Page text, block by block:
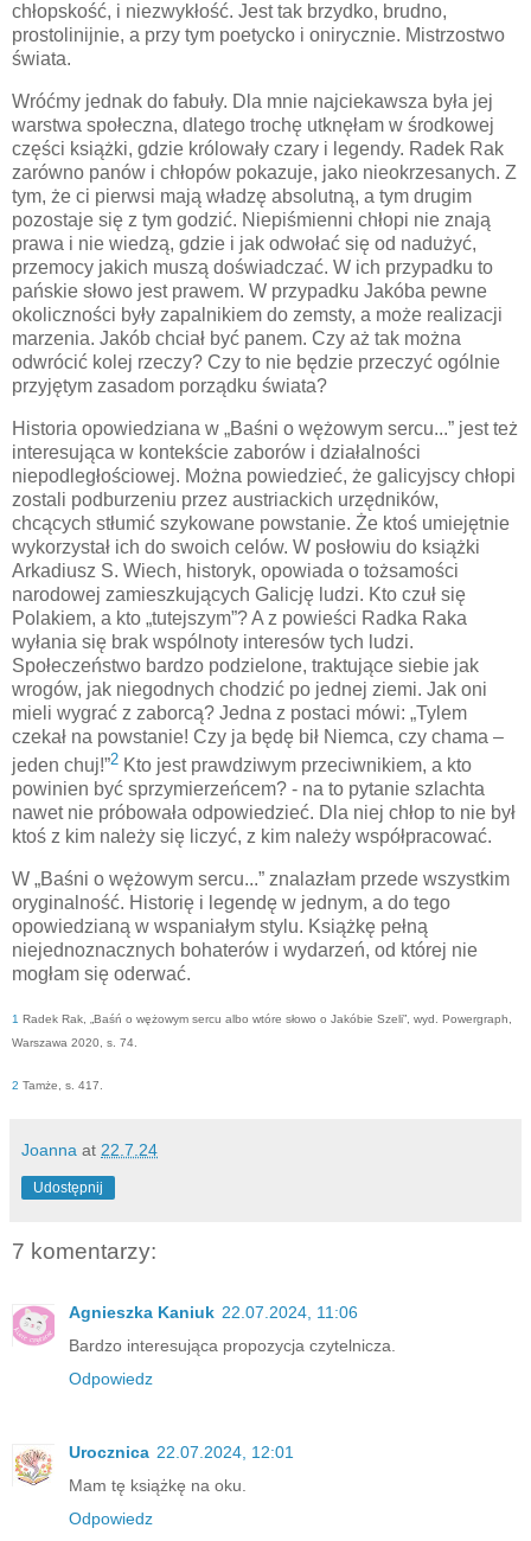
chłopskość, i niezwykłość. Jest tak brzydko, brudno,
prostolinijnie, a przy tym poetycko i onirycznie. Mistrzostwo
świata.
Wróćmy jednak do fabuły. Dla mnie najciekawsza była jej
warstwa społeczna, dlatego trochę utknęłam w środkowej
części książki, gdzie królowały czary i legendy. Radek Rak
zarówno panów i chłopów pokazuje, jako nieokrzesanych. Z
tym, że ci pierwsi mają władzę absolutną, a tym drugim
pozostaje się z tym godzić. Niepiśmienni chłopi nie znają
prawa i nie wiedzą, gdzie i jak odwołać się od nadużyć,
przemocy jakich muszą doświadczać. W ich przypadku to
pańskie słowo jest prawem. W przypadku Jakóba pewne
okoliczności były zapalnikiem do zemsty, a może realizacji
marzenia. Jakób chciał być panem. Czy aż tak można
odwrócić kolej rzeczy? Czy to nie będzie przeczyć ogólnie
przyjętym zasadom porządku świata?
Historia opowiedziana w „Baśni o wężowym sercu...” jest też
interesująca w kontekście zaborów i działalności
niepodległościowej. Można powiedzieć, że galicyjscy chłopi
zostali podburzeniu przez austriackich urzędników,
chcących stłumić szykowane powstanie. Że ktoś umiejętnie
wykorzystał ich do swoich celów. W posłowiu do książki
Arkadiusz S. Wiech, historyk, opowiada o tożsamości
narodowej zamieszkujących Galicję ludzi. Kto czuł się
Polakiem, a kto „tutejszym”? A z powieści Radka Raka
wyłania się brak wspólnoty interesów tych ludzi.
Społeczeństwo bardzo podzielone, traktujące siebie jak
wrogów, jak niegodnych chodzić po jednej ziemi. Jak oni
mieli wygrać z zaborcą? Jedna z postaci mówi: „Tylem
czekał na powstanie! Czy ja będę bił Niemca, czy chama –
jeden chuj!”2 Kto jest prawdziwym przeciwnikiem, a kto
powinien być sprzymierzeńcem? - na to pytanie szlachta
nawet nie próbowała odpowiedzieć. Dla niej chłop to nie był
ktoś z kim należy się liczyć, z kim należy współpracować.
W „Baśni o wężowym sercu...” znalazłam przede wszystkim
oryginalność. Historię i legendę w jednym, a do tego
opowiedzianą w wspaniałym stylu. Książkę pełną
niejednoznacznych bohaterów i wydarzeń, od której nie
mogłam się oderwać.
1 Radek Rak, „Baśń o wężowym sercu albo wtóre słowo o Jakóbie Szeli”, wyd. Powergraph,
Warszawa 2020, s. 74.
2 Tamże, s. 417.
Joanna at 22.7.24
Udostępnij
7 komentarzy:
Agnieszka Kaniuk 22.07.2024, 11:06
Bardzo interesująca propozycja czytelnicza.
Odpowiedz
Urocznica 22.07.2024, 12:01
Mam tę książkę na oku.
Odpowiedz